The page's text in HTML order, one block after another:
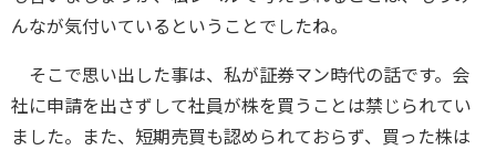
んなが気付いているということでしたね。
そこで思い出した事は、私が証券マン時代の話です。会
社に申請を出さずして社員が株を買うことは禁じられてい
ました。また、短期売買も認められておらず、買った株は